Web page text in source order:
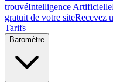
trouvéIntelligence Artificielle
gratuit de votre siteRecevez
Tarifs
Baromètre